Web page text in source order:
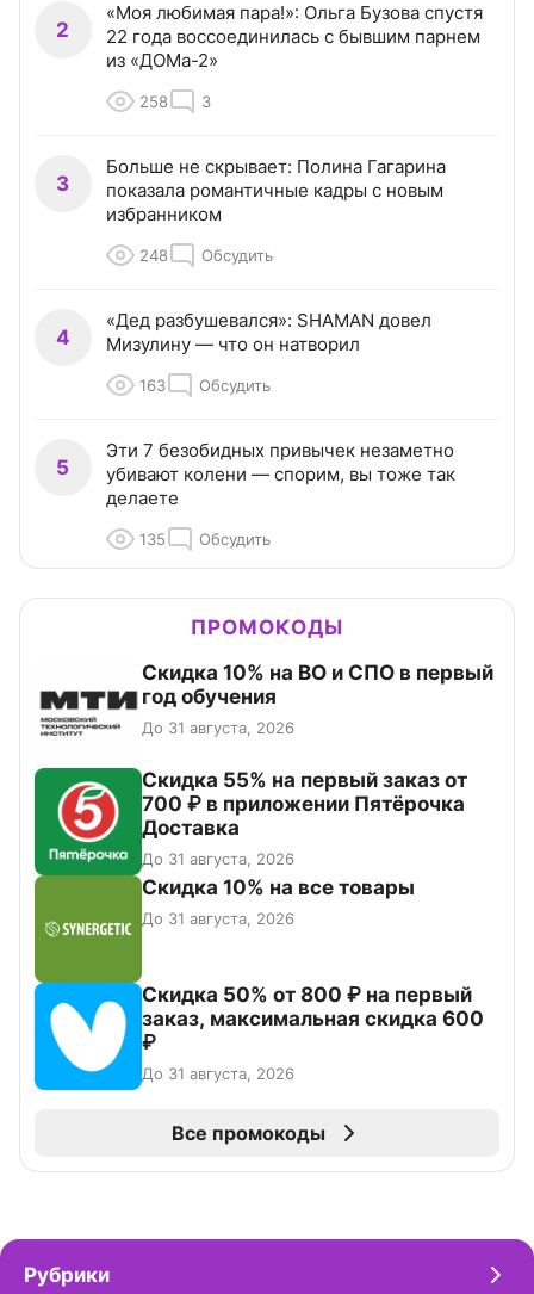
2
«Моя любимая пара!»: Ольга Бузова спустя
22 года воссоединилась с бывшим парнем
из «ДОМа-2»
258 3
3
Больше не скрывает: Полина Гагарина
показала романтичные кадры с новым
избранником
248 Обсудить
4
«Дед разбушевался»: SHAMAN довел
Мизулину — что он натворил
163 Обсудить
5
Эти 7 безобидных привычек незаметно
убивают колени — спорим, вы тоже так
делаете
135 Обсудить
ПРОМОКОДЫ
Скидка 10% на ВО и СПО в первый
год обучения
До 31 августа, 2026
Скидка 55% на первый заказ от
700 ₽ в приложении Пятёрочка
Доставка
До 31 августа, 2026
Скидка 10% на все товары
До 31 августа, 2026
Скидка 50% от 800 ₽ на первый
заказ, максимальная скидка 600
₽
До 31 августа, 2026
Все промокоды
Рубрики